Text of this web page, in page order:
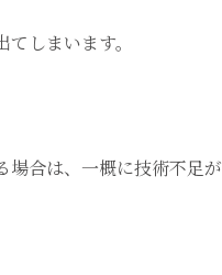
しまいます。
場合は、一概に技術不足が